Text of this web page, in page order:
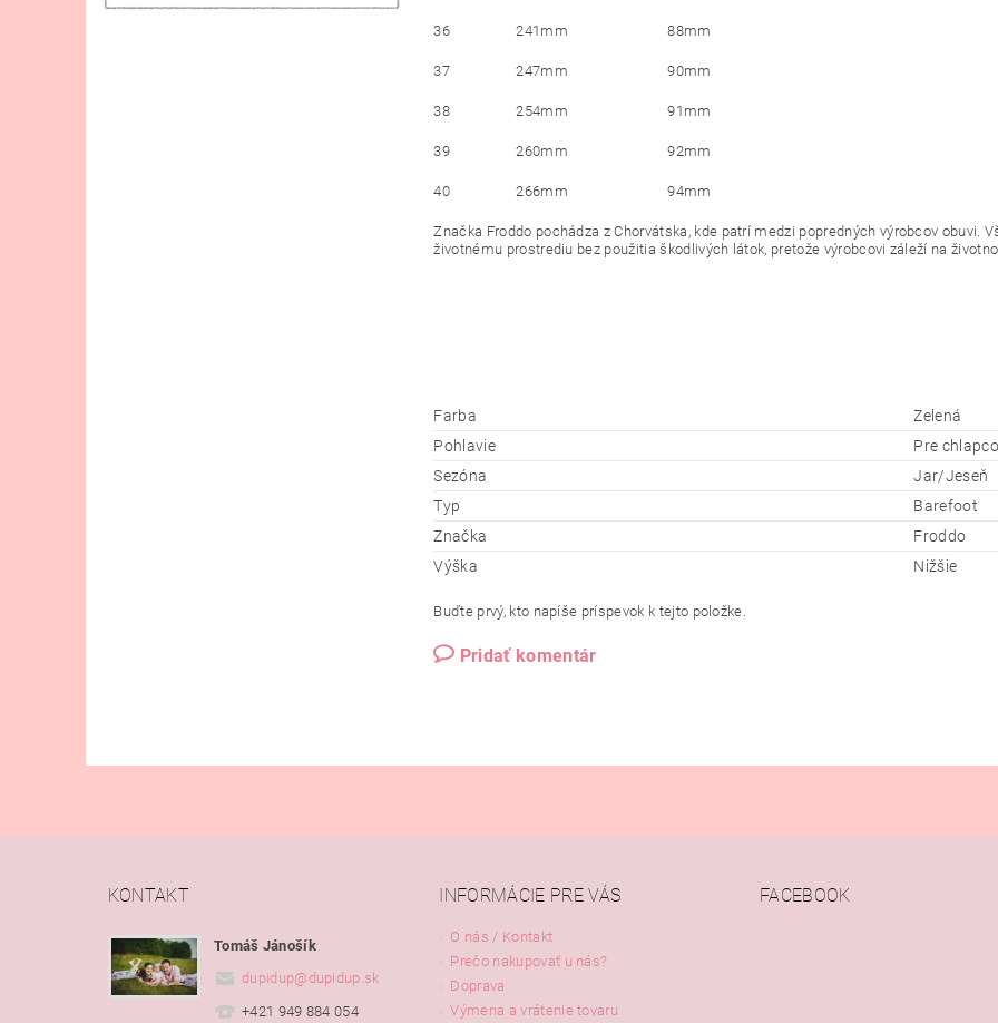
36 241mm 88mm
37 247mm 90mm
38 254mm 91mm
39 260mm 92mm
40 266mm 94mm
Značka Froddo pochádza z Chorvátska, kde patrí medzi popredných výrobcov obuvi.
životnému prostrediu bez použitia škodlivých látok, pretože výrobcovi záleží na
Farba
Zelená
Pohlavie
Pre
Sezóna
Jar/Jeseň
Typ
Barefoot
Značka
Froddo
Výška
Nižšie
Buďte prvý, kto napíše príspevok k tejto položke.
Pridať komentár
KONTAKT
Tomáš Jánošík
dupidup@dupidup.sk
+421 949 884 054
INFORMÁCIE PRE VÁS
O nás / Kontakt
Prečo nakupovať u nás?
Doprava
Výmena a vrátenie tovaru
FACEBOOK